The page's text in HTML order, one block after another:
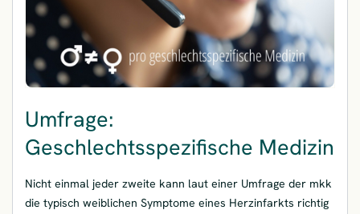
Umfrage:
Geschlechtsspezifische Medizin
Nicht einmal jeder zweite kann laut einer Umfrage der mkk
die typisch weiblichen Symptome eines Herzinfarkts richtig